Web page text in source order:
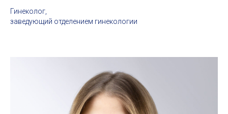
Гинеколог,
заведующий отделением гинекологии